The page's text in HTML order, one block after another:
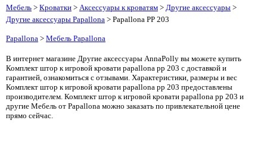
Мебель > Кроватки > Аксессуары к кроватям > Другие аксессуары >
Другие аксессуары Papallona > Papallona PP 203
Papallona > Мебель Papallona
В интернет магазине Другие аксессуары AnnaPolly вы можете купить
Комплект штор к игровой кровати papallona pp 203 с доставкой и
гарантией, ознакомиться с отзывами. Характеристики, размеры и вес
Комплект штор к игровой кровати papallona pp 203 предоставлены
производителем. Комплект штор к игровой кровати papallona pp 203 и
другие Мебель от Papallona можно заказать по привлекательной цене
прямо сейчас.